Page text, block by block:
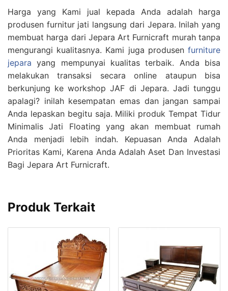
Harga yang Kami jual kepada Anda adalah harga
produsen furnitur jati langsung dari Jepara. Inilah yang
membuat harga dari Jepara Art Furnicraft murah tanpa
mengurangi kualitasnya. Kami juga produsen furniture
jepara yang mempunyai kualitas terbaik. Anda bisa
melakukan transaksi secara online ataupun bisa
berkunjung ke workshop JAF di Jepara. Jadi tunggu
apalagi? inilah kesempatan emas dan jangan sampai
Anda lepaskan begitu saja. Miliki produk Tempat Tidur
Minimalis Jati Floating yang akan membuat rumah
Anda menjadi lebih indah. Kepuasan Anda Adalah
Prioritas Kami, Karena Anda Adalah Aset Dan Investasi
Bagi Jepara Art Furnicraft.
Produk Terkait